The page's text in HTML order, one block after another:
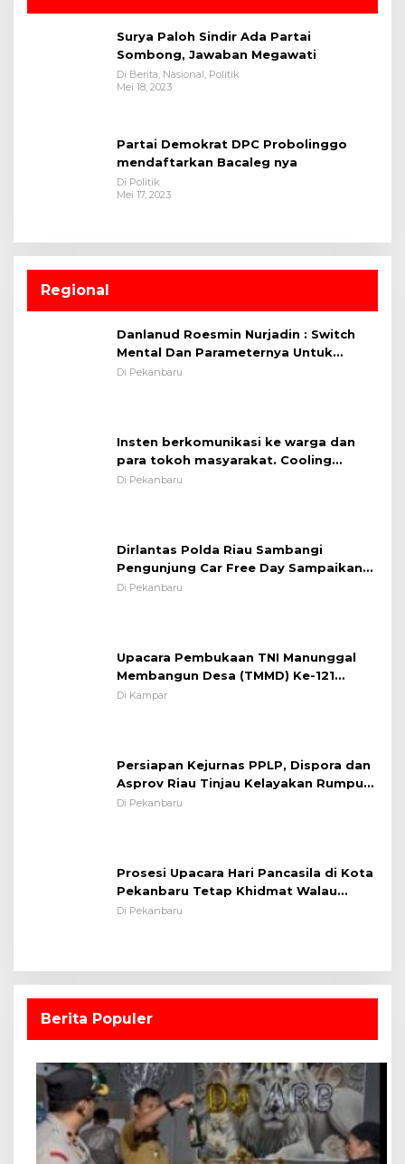
Surya Paloh Sindir Ada Partai
Sombong, Jawaban Megawati
Di Berita, Nasional, Politik
Mei 18, 2023
Partai Demokrat DPC Probolinggo
mendaftarkan Bacaleg nya
Di Politik
Mei 17, 2023
Regional
Danlanud Roesmin Nurjadin : Switch
Mental Dan Parameternya Untuk
Melaksanakan ✈
Di Pekanbaru
Insten berkomunikasi ke warga dan
para tokoh masyarakat. Cooling
System OMP LK ²024 Polsek Rumbai,
Di Pekanbaru
Dirlantas Polda Riau Sambangi
Pengunjung Car Free Day Sampaikan
Pesan Edukasi Kamtibmas &
Di Pekanbaru
Upacara Pembukaan TNI Manunggal
Membangun Desa (TMMD) Ke-121
Kodim 0313/KPR Tahun 2024) ?
Di Kampar
Persiapan Kejurnas PPLP, Dispora dan
Asprov Riau Tinjau Kelayakan Rumput
Lapangan Sepakbola
Di Pekanbaru
Prosesi Upacara Hari Pancasila di Kota
Pekanbaru Tetap Khidmat Walau
Dalam Ruangan
Di Pekanbaru
Berita Populer